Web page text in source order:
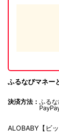
ふるなびマネー
決済方法： ふる
ALOBABY【ビ